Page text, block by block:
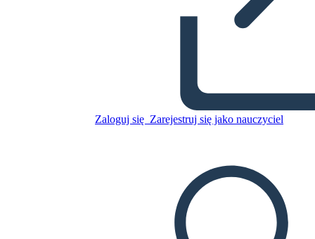
Zaloguj się Zarejestruj się jako nauczyciel
Szablon Mapy Pająka
Skopiuj tę scenorys
STWÓRZ SCENORYS
PRZECZYTAJ MI